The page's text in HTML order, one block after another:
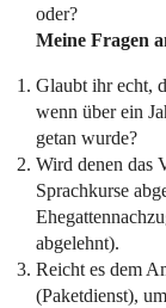
oder?
Meine Fragen
Glaubt ihr echt,
wenn über ein
getan wurde?
Wird denen das
Sprachkurse
abgelehnt).
Reicht es dem
(Paketdienst),